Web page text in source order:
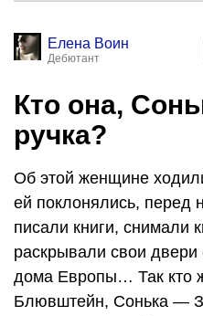
Елена Воин
Дебютант
Кто она,
ручка?
Об этой женщине
ей поклонялись, перед
писали книги,
раскрывали свои
дома Европы… Так кто
Блювштейн, Сонька —